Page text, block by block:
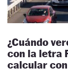
¿Cuándo
con la letra
calcular